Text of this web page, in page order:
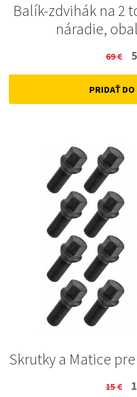
Balík-zdvihák na 2
náradie,
69€
PRIDAŤ
Skrutky a Matice
15€